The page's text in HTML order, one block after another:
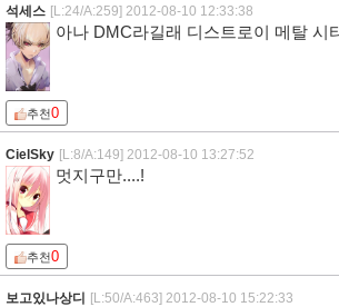
석세스 [L:24/A:259] 2012-08-10 12:33:38
아나 DMC라길래 디스트로이 메탈 시
추천0
CielSky [L:8/A:149] 2012-08-10 13:27:52
멋지구만....!
추천0
보고있나상디 [L:50/A:463] 2012-08-10 15:22:33